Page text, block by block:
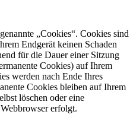
„Cookies“. Cookies sind
Endgerät keinen Schaden
für die Dauer einer Sitzung
Cookies) auf Ihrem
werden nach Ende Ihres
Cookies bleiben auf Ihrem
löschen oder eine
erfolgt.